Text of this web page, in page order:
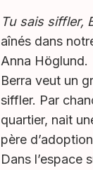
Tu sais siffler,
aînés dans
Anna Höglund.
Berra veut un
siffler. Par
quartier, nait
père
Dans l’espace